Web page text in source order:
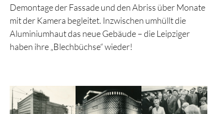
Demontage der Fassade und den Abriss über Monate
mit der Kamera begleitet. Inzwischen umhüllt die
Aluminiumhaut das neue Gebäude – die Leipziger
haben ihre „Blechbüchse“ wieder!